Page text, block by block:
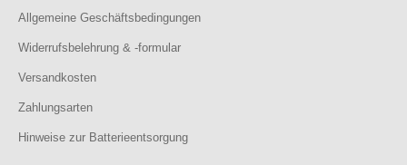
Allgemeine Geschäftsbedingungen
Widerrufsbelehrung & -formular
Versandkosten
Zahlungsarten
Hinweise zur Batterieentsorgung